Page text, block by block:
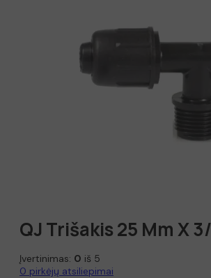
QJ Trišakis 25 Mm X
Įvertinimas: 0 iš 5
0 pirkėjų atsiliepimai